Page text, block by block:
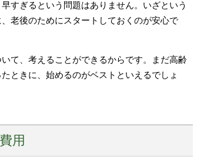
すぎるという問題はありません。いざという
老後のためにスタートしておくのが安心で
て、考えることができるからです。まだ高齢
ときに、始めるのがベストといえるでしょ
用